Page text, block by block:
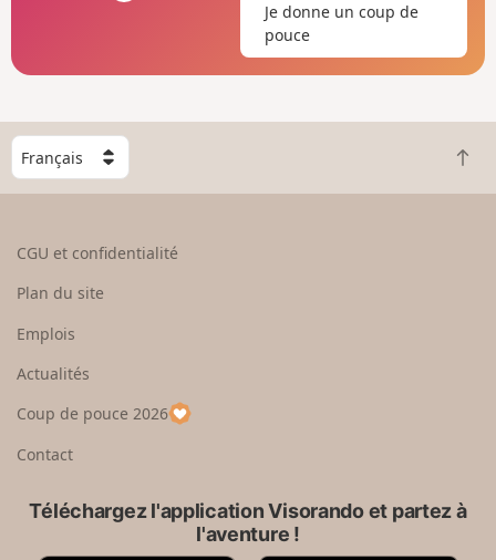
Je donne un coup de
pouce
C
h
o
e
u
p
a
R
e
CGU et confidentialité
Plan du site
Emplois
Actualités
Coup de pouce 2026
Contact
Téléchargez l'application Visorando et partez à
l'aventure !